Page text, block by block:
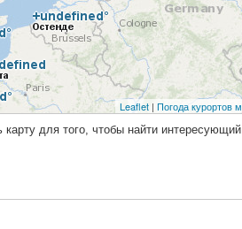
для того, чтобы найти интересующий